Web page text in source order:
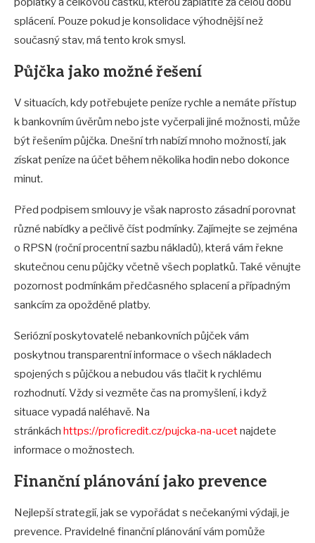
splácení. Pouze pokud je konsolidace výhodnější než
současný stav, má tento krok smysl.
Půjčka jako možné řešení
V situacích, kdy potřebujete peníze rychle a nemáte přístup
k bankovním úvěrům nebo jste vyčerpali jiné možnosti, může
být řešením půjčka. Dnešní trh nabízí mnoho možností, jak
získat peníze na účet během několika hodin nebo dokonce
minut.
Před podpisem smlouvy je však naprosto zásadní porovnat
různé nabídky a pečlivě číst podmínky. Zajímejte se zejména
o RPSN (roční procentní sazbu nákladů), která vám řekne
skutečnou cenu půjčky včetně všech poplatků. Také věnujte
pozornost podmínkám předčasného splacení a případným
sankcím za opožděné platby.
Seriózní poskytovatelé nebankovních půjček vám
poskytnou transparentní informace o všech nákladech
spojených s půjčkou a nebudou vás tlačit k rychlému
rozhodnutí. Vždy si vezměte čas na promyšlení, i když
situace vypadá naléhavě. Na
stránkách https://proficredit.cz/pujcka-na-ucetnajdete
informace o možnostech.
Finanční plánování jako prevence
Nejlepší strategií, jak se vypořádat s nečekanými výdaji, je
prevence. Pravidelné finanční plánování vám pomůže